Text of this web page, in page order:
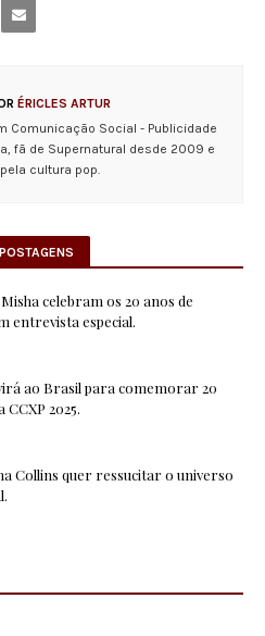
ÉRICLES ARTUR
Comunicação Social - Publicidade
fã de Supernatural desde 2009 e
cultura pop.
celebram os 20 anos de
entrevista especial.
ao Brasil para comemorar 20
2025.
Collins quer ressucitar o universo